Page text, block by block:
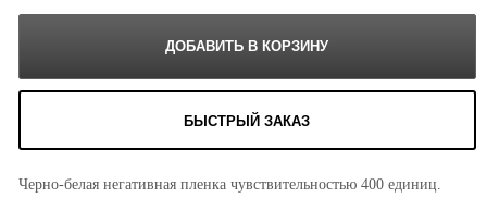
БЫСТРЫЙ ЗАКАЗ
Черно-белая негативная пленка чувствительностью 400 единиц.